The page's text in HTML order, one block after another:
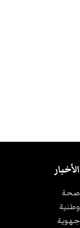
الأخبار
صحة
وطنية
جهوية